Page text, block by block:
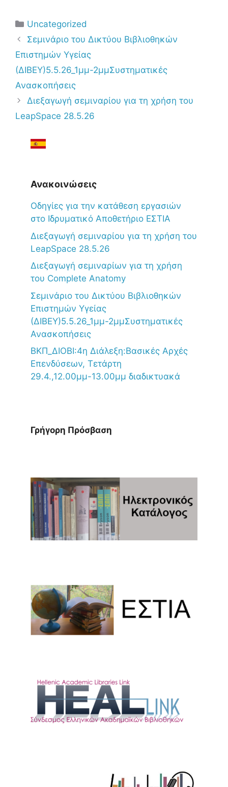
Uncategorized
Σεμινάριο του Δικτύου Βιβλιοθηκών
Επιστημών Υγείας
(ΔΙΒΕΥ)5.5.26_1μμ-2μμΣυστηματικές
Ανασκοπήσεις
Διεξαγωγή σεμιναρίου για τη χρήση του
LeapSpace 28.5.26
Ανακοινώσεις
Oδηγίες για την κατάθεση εργασιών
στο Ιδρυματικό Αποθετήριο ΕΣΤΙΑ
Διεξαγωγή σεμιναρίου για τη χρήση του
LeapSpace 28.5.26
Διεξαγωγή σεμιναρίων για τη χρήση
του Complete Anatomy
Σεμινάριο του Δικτύου Βιβλιοθηκών
Επιστημών Υγείας
(ΔΙΒΕΥ)5.5.26_1μμ-2μμΣυστηματικές
Ανασκοπήσεις
ΒΚΠ_ΔΙΟΒΙ:4η Διάλεξη:Βασικές Αρχές
Επενδύσεων, Τετάρτη
29.4.,12.00μμ-13.00μμ διαδικτυακά
Γρήγορη Πρόσβαση